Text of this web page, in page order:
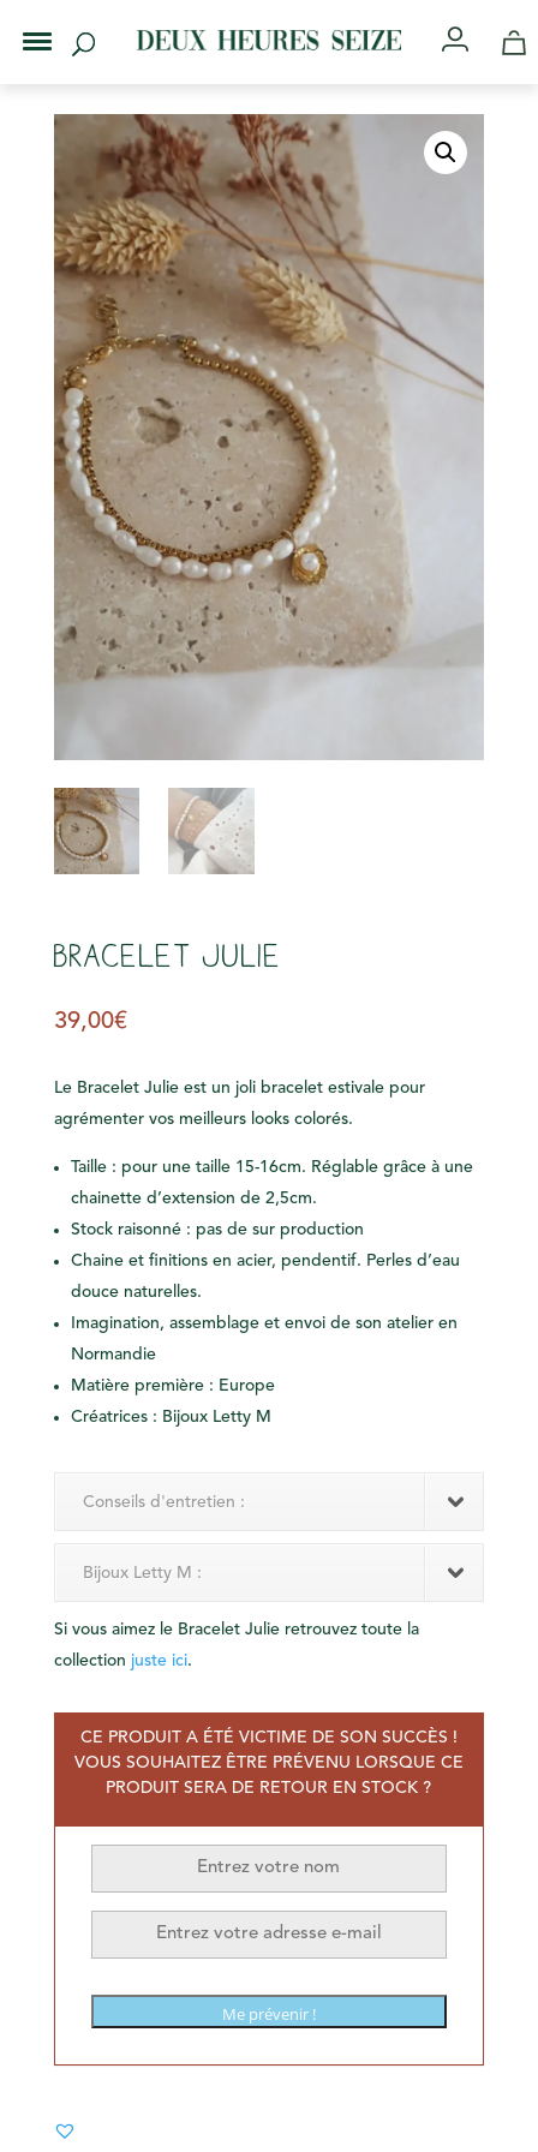
Bracelet Julie
39,00€
Le Bracelet Julie est un joli bracelet estivale pour
agrémenter vos meilleurs looks colorés.
Taille : pour une taille 15-16cm. Réglable grâce à une
chainette d’extension de 2,5cm.
Stock raisonné : pas de sur production
Chaine et finitions en acier, pendentif. Perles d’eau
douce naturelles.
Imagination, assemblage et envoi de son atelier en
Normandie
Matière première : Europe
Créatrices : Bijoux Letty M
Conseils d'entretien :
Bijoux Letty M :
Si vous aimez le Bracelet Julie retrouvez toute la
collection juste ici.
CE PRODUIT A ÉTÉ VICTIME DE SON SUCCÈS !
VOUS SOUHAITEZ ÊTRE PRÉVENU LORSQUE CE
PRODUIT SERA DE RETOUR EN STOCK ?
Me prévenir !